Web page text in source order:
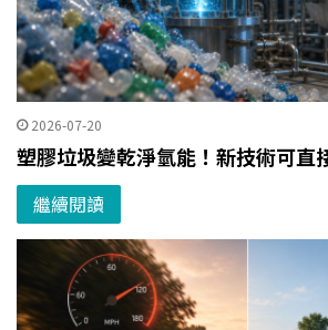
2026-07-20
塑膠垃圾變乾淨氫能！新技術可直
繼續閱讀